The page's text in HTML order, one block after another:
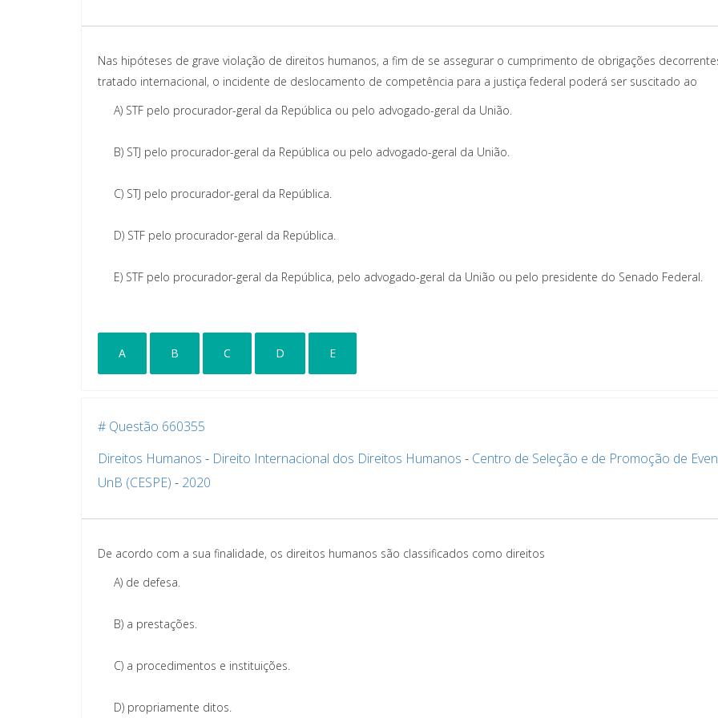
Nas hipóteses de grave violação de direitos humanos, a fim de se assegurar o cumprimento de obrigações
tratado internacional, o incidente de deslocamento de competência para a justiça federal poderá ser suscitado ao
A) STF pelo procurador-geral da República ou pelo advogado-geral da União.
B) STJ pelo procurador-geral da República ou pelo advogado-geral da União.
C) STJ pelo procurador-geral da República.
D) STF pelo procurador-geral da República.
E) STF pelo procurador-geral da República, pelo advogado-geral da União ou pelo presidente do Senado Federal.
A B C D E
# Questão 660355
Direitos Humanos - Direito Internacional dos Direitos Humanos - Centro de Seleção e de Promoção de
UnB (CESPE) - 2020
De acordo com a sua finalidade, os direitos humanos são classificados como direitos
A) de defesa.
B) a prestações.
C) a procedimentos e instituições.
D) propriamente ditos.